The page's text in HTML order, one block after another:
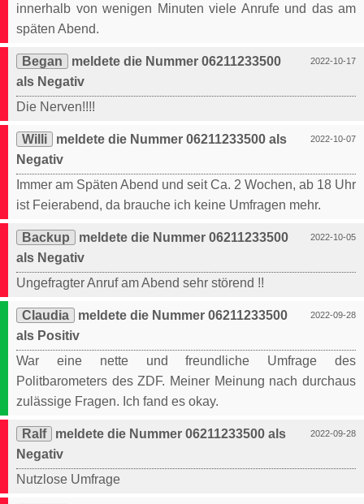
innerhalb von wenigen Minuten viele Anrufe und das am
späten Abend.
2022-10-17
Began
meldete die Nummer 06211233500
als Negativ
Die Nerven!!!!
2022-10-07
Willi
meldete die Nummer 06211233500 als
Negativ
Immer am Späten Abend und seit Ca. 2 Wochen, ab 18 Uhr
ist Feierabend, da brauche ich keine Umfragen mehr.
2022-10-05
Backup
meldete die Nummer 06211233500
als Negativ
Ungefragter Anruf am Abend sehr störend !!
2022-09-28
Claudia
meldete die Nummer 06211233500
als Positiv
War eine nette und freundliche Umfrage des
Politbarometers des ZDF. Meiner Meinung nach durchaus
zulässige Fragen. Ich fand es okay.
2022-09-28
Ralf
meldete die Nummer 06211233500 als
Negativ
Nutzlose Umfrage